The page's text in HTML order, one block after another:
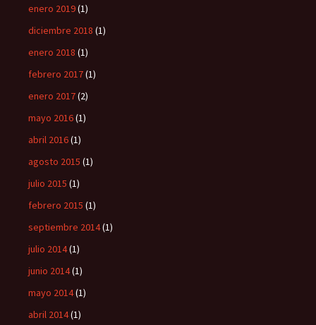
enero 2019(1)
diciembre 2018 (1)
enero 2018 (1)
febrero 2017(1)
enero 2017(2)
mayo 2016(1)
abril 2016(1)
agosto 2015 (1)
julio 2015 (1)
febrero 2015 (1)
septiembre 2014(1)
julio 2014(1)
junio 2014(1)
mayo 2014(1)
abril 2014(1)